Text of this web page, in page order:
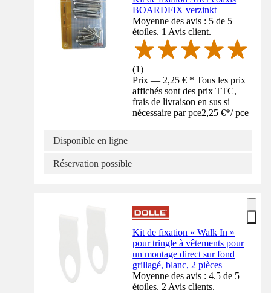
BOARDFIX verzinkt
Moyenne des avis : 5 de 5
étoiles. 1 Avis client.
(1)
Prix — 2,25 € * Tous les prix
affichés sont des prix TTC,
frais de livraison en sus si
nécessaire par pce2,25 €*/ pce
Disponible en ligne
Réservation possible
Kit de fixation « Walk In »
pour tringle à vêtements pour
un montage direct sur fond
grillagé, blanc, 2 pièces
Moyenne des avis : 4.5 de 5
étoiles. 2 Avis clients.